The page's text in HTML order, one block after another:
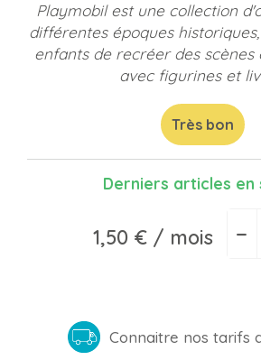
Playmobil est une collection
différentes époques
enfants de recréer des scènes
avec figurines et
Très bon
Derniers articles en
1,50 €/ mois −
Connaitre nos tarifs